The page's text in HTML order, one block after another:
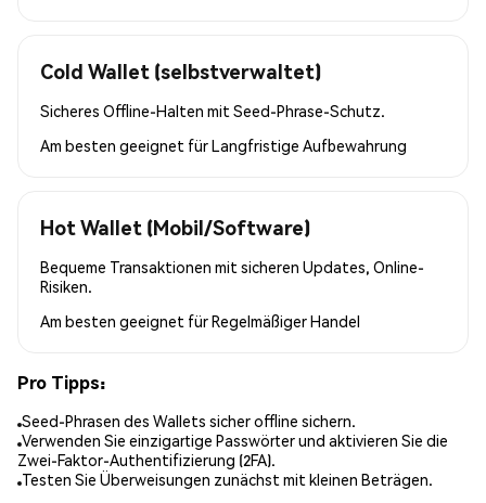
Cold Wallet (selbstverwaltet)
Sicheres Offline-Halten mit Seed-Phrase-Schutz.
Am besten geeignet fürLangfristige Aufbewahrung
Hot Wallet (Mobil/Software)
Bequeme Transaktionen mit sicheren Updates, Online-
Risiken.
Am besten geeignet fürRegelmäßiger Handel
Pro Tipps:
Seed-Phrasen des Wallets sicher offline sichern.
Verwenden Sie einzigartige Passwörter und aktivieren Sie die
Zwei-Faktor-Authentifizierung (2FA).
Testen Sie Überweisungen zunächst mit kleinen Beträgen.